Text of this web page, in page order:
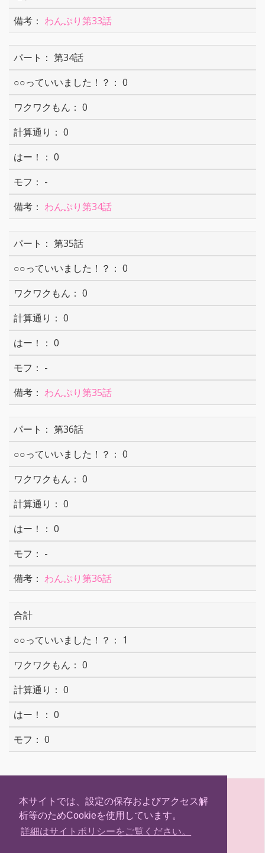
本サイトでは、設定の保存およびアクセス解
析等のためCookieを使用しています。
詳細はサイトポリシーをご覧ください。
わんぷり第33話
第34話
0
0
0
0
-
わんぷり第34話
第35話
0
0
0
0
-
わんぷり第35話
第36話
0
0
0
0
-
わんぷり第36話
合計
1
0
0
0
0
h
a
r
e
w
i
t
t
e
a
c
e
b
o
a
t
e
n
a
(C) Hokkaidosm